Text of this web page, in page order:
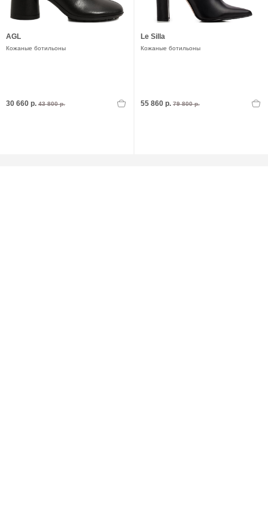
AGL
Кожаные ботильоны
30 660 р. 43 800 р.
Le Silla
Кожаные ботильоны
55 860 р. 79 800 р.